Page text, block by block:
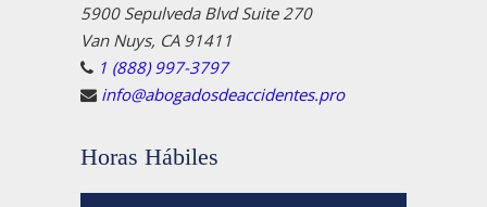
5900 Sepulveda Blvd Suite 270
Van Nuys, CA 91411
1 (888) 997-3797
info@abogadosdeaccidentes.pro
Horas Hábiles